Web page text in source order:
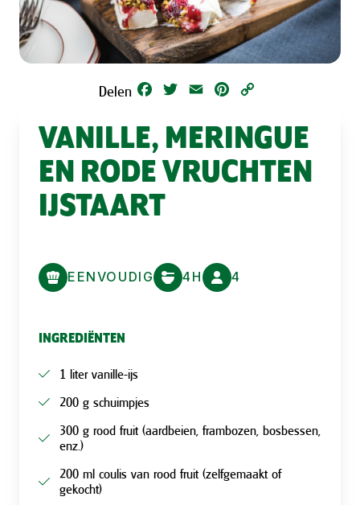
Delen Facebook
Twitter Email Pinterest
VANILLE, MERINGUE
EN RODE VRUCHTEN
IJSTAART
EENVOUDIG 4H 4
INGREDIËNTEN
1 liter vanille-ijs
200 g schuimpjes
300 g rood fruit (aardbeien, frambozen, bosbessen,
enz.)
200 ml coulis van rood fruit (zelfgemaakt of
gekocht)